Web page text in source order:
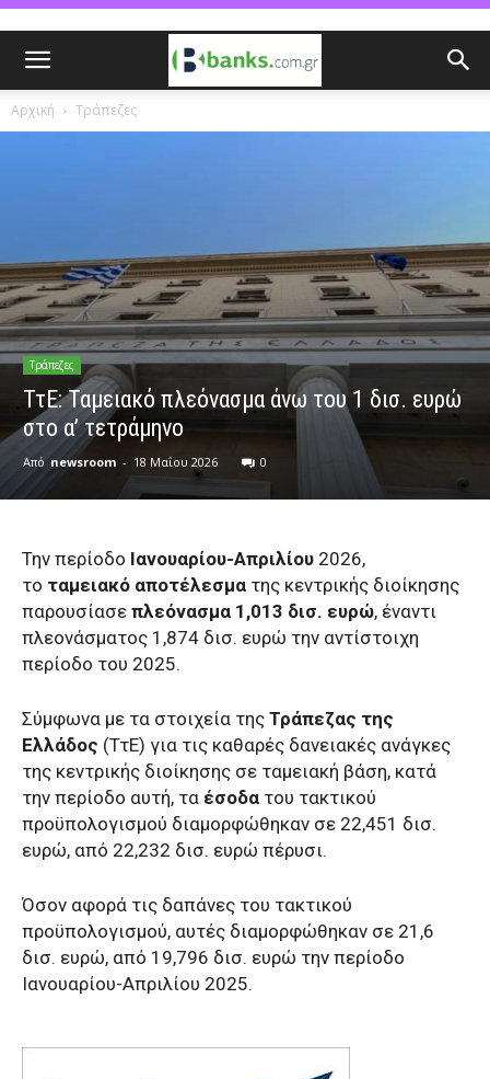
Αρχική Τράπεζες
Τράπεζες
ΤτΕ: Ταμειακό πλεόνασμα άνω του 1 δισ. ευρώ
στο α’ τετράμηνο
Από newsroom - 18 Μαΐου 2026 0
Την περίοδο Ιανουαρίου-Απριλίου 2026,
το ταμειακό αποτέλεσμα της κεντρικής διοίκησης
παρουσίασε πλεόνασμα 1,013 δισ. ευρώ, έναντι
πλεονάσματος 1,874 δισ. ευρώ την αντίστοιχη
περίοδο του 2025.
Σύμφωνα με τα στοιχεία της Τράπεζας της
Ελλάδος (ΤτΕ) για τις καθαρές δανειακές ανάγκες
της κεντρικής διοίκησης σε ταμειακή βάση, κατά
την περίοδο αυτή, τα έσοδα του τακτικού
προϋπολογισμού διαμορφώθηκαν σε 22,451 δισ.
ευρώ, από 22,232 δισ. ευρώ πέρυσι.
Όσον αφορά τις δαπάνες του τακτικού
προϋπολογισμού, αυτές διαμορφώθηκαν σε 21,6
δισ. ευρώ, από 19,796 δισ. ευρώ την περίοδο
Ιανουαρίου-Απριλίου 2025.